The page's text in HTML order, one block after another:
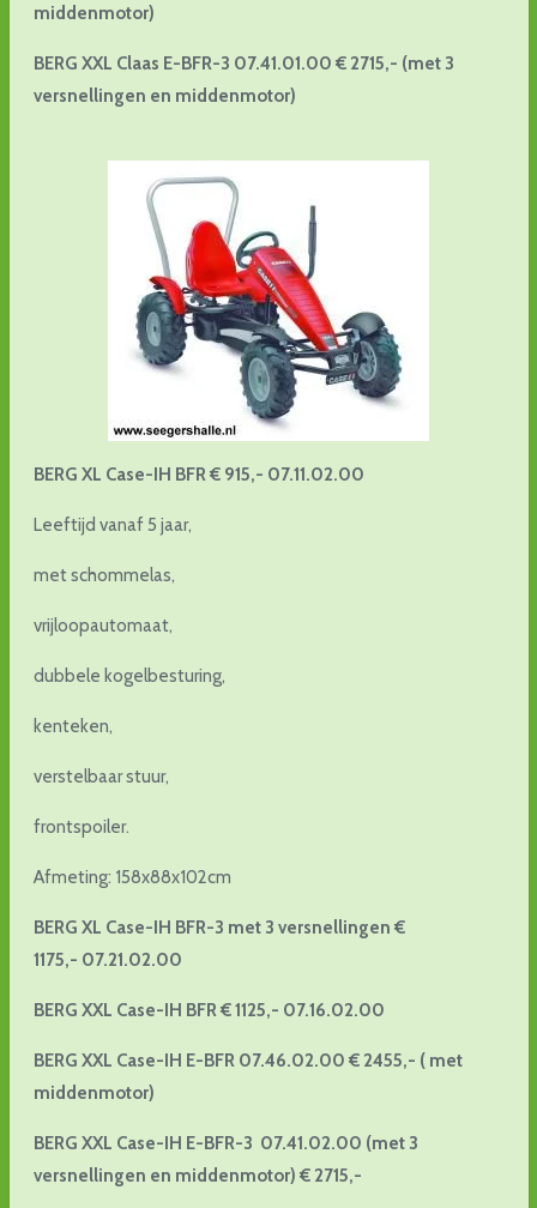
middenmotor)
BERG XXL Claas E-BFR-3 07.41.01.00 € 2715,- (met 3
versnellingen en middenmotor)
BERG XL Case-IH BFR € 915,- 07.11.02.00
Leeftijd vanaf 5 jaar,
met schommelas,
vrijloopautomaat,
dubbele kogelbesturing,
kenteken,
verstelbaar stuur,
frontspoiler.
Afmeting: 158x88x102cm
BERG XL Case-IH BFR-3 met 3 versnellingen €
1175,- 07.21.02.00
BERG XXL Case-IH BFR € 1125,- 07.16.02.00
BERG XXL Case-IH E-BFR 07.46.02.00 € 2455,- ( met
middenmotor)
BERG XXL Case-IH E-BFR-3 07.41.02.00 (met 3
versnellingen en middenmotor) € 2715,-